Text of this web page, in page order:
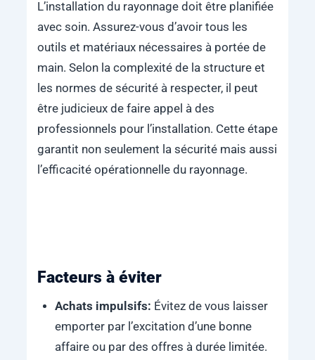
L’installation du rayonnage doit être planifiée
avec soin. Assurez-vous d’avoir tous les
outils et matériaux nécessaires à portée de
main. Selon la complexité de la structure et
les normes de sécurité à respecter, il peut
être judicieux de faire appel à des
professionnels pour l’installation. Cette étape
garantit non seulement la sécurité mais aussi
l’efficacité opérationnelle du rayonnage.
Facteurs à éviter
Achats impulsifs: Évitez de vous laisser
emporter par l’excitation d’une bonne
affaire ou par des offres à durée limitée.